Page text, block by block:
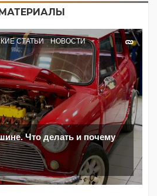
СТАТЬИ НОВОСТИ
Что делать и почему